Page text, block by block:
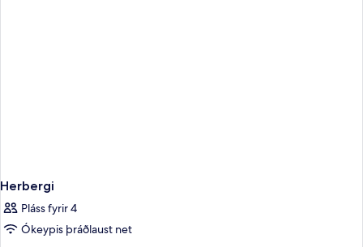
Herbergi
Pláss fyrir 4
Ókeypis þráðlaust net